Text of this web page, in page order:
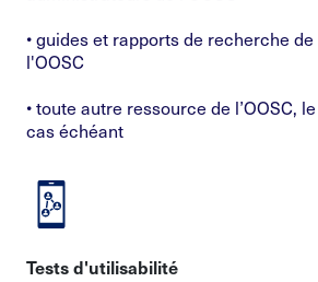
• guides et rapports de recherche de
l'OOSC
• toute autre ressource de l’OOSC, le
cas échéant
Tests d'utilisabilité